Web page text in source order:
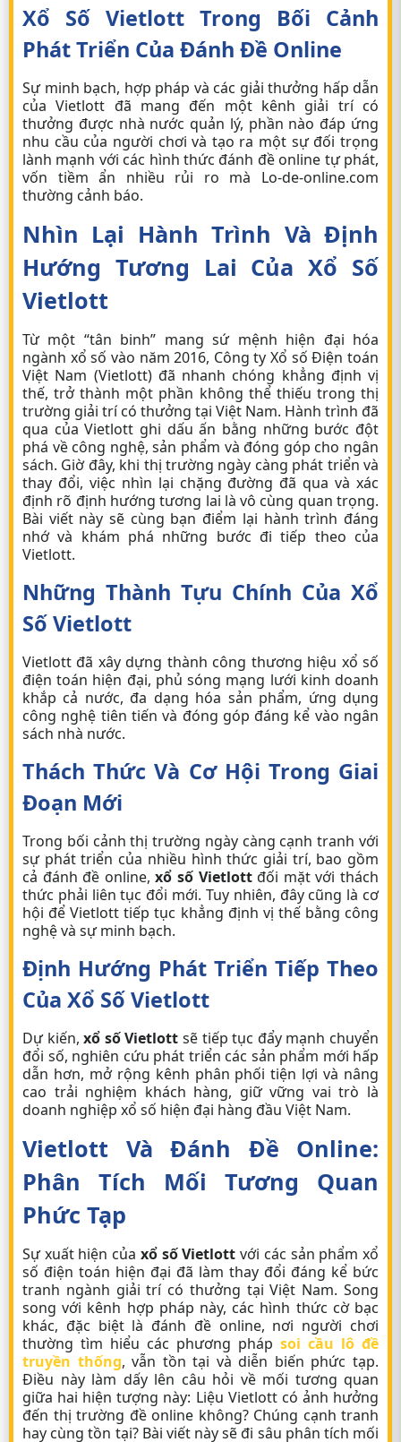
Xổ Số Vietlott Trong Bối Cảnh
Phát Triển Của Đánh Đề Online
Sự minh bạch, hợp pháp và các giải thưởng hấp dẫn
củaVietlott đã mang đến một kênh giải trí có
thưởng được nhà nước quản lý, phần nào đáp ứng
nhu cầu của người chơi và tạo ra một sự đối trọng
lành mạnh với các hình thứcđánh đề online tự phát,
vốn tiềm ẩn nhiều rủi ro mà Lo-de-online.com
thường cảnh báo.
Nhìn Lại Hành Trình Và Định
Hướng Tương Lai Của Xổ Số
Vietlott
Từ một “tân binh” mang sứ mệnh hiện đại hóa
ngành xổ số vào năm 2016, Công ty Xổ số Điện toán
Việt Nam (Vietlott) đã nhanh chóng khẳng định vị
thế, trở thành một phần không thể thiếu trong thị
trường giải trí có thưởng tại Việt Nam. Hành trình đã
qua của Vietlott ghi dấu ấn bằng những bước đột
phá về công nghệ, sản phẩm và đóng góp cho ngân
sách. Giờ đây, khi thị trường ngày càng phát triển và
thay đổi, việc nhìn lại chặng đường đã qua và xác
định rõ định hướng tương lai là vô cùng quan trọng.
Bài viết này sẽ cùng bạn điểm lại hành trình đáng
nhớ và khám phá những bước đi tiếp theo của
Vietlott.
Những Thành Tựu Chính Của Xổ
Số Vietlott
Vietlott đã xây dựng thành công thương hiệu xổ số
điện toán hiện đại, phủ sóng mạng lưới kinh doanh
khắp cả nước, đa dạng hóa sản phẩm, ứng dụng
công nghệ tiên tiến và đóng góp đáng kể vào ngân
sách nhà nước.
Thách Thức Và Cơ Hội Trong Giai
Đoạn Mới
Trong bối cảnh thị trường ngày càng cạnh tranh với
sự phát triển của nhiều hình thức giải trí, bao gồm
cả đánh đề online,xổ số Vietlottđối mặt với thách
thức phải liên tục đổi mới. Tuy nhiên, đây cũng là cơ
hội để Vietlott tiếp tục khẳng định vị thế bằng công
nghệ và sự minh bạch.
Định Hướng Phát Triển Tiếp Theo
Của Xổ Số Vietlott
Dự kiến,xổ số Vietlott sẽ tiếp tục đẩy mạnh chuyển
đổi số, nghiên cứu phát triển các sản phẩm mới hấp
dẫn hơn, mở rộng kênh phân phối tiện lợi và nâng
cao trải nghiệm khách hàng, giữ vững vai trò là
doanh nghiệp xổ số hiện đại hàng đầu Việt Nam.
Vietlott Và Đánh Đề Online:
Phân Tích Mối Tương Quan
Phức Tạp
Sự xuất hiện của xổ số Vietlott với các sản phẩm xổ
số điện toán hiện đại đã làm thay đổi đáng kể bức
tranh ngành giải trí có thưởng tại Việt Nam. Song
song với kênh hợp pháp này, các hình thức cờ bạc
khác, đặc biệt là đánh đề online, nơi người chơi
thường tìm hiểu các phương pháp soi cầu lô đề
truyền thống, vẫn tồn tại và diễn biến phức tạp.
Điều này làm dấy lên câu hỏi về mối tương quan
giữa hai hiện tượng này: Liệu Vietlott có ảnh hưởng
đến thị trường đề online không? Chúng cạnh tranh
hay cùng tồn tại? Bài viết này sẽ đi sâu phân tích mối